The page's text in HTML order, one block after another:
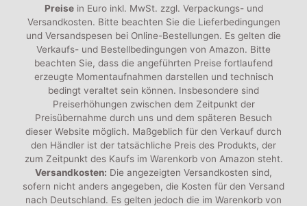
Preisein Euro inkl. MwSt. zzgl. Verpackungs- und
Versandkosten. Bitte beachten Sie die Lieferbedingungen
und Versandspesen bei Online-Bestellungen. Es gelten die
Verkaufs- und Bestellbedingungen von Amazon. Bitte
beachten Sie, dass die angeführten Preise fortlaufend
erzeugte Momentaufnahmen darstellen und technisch
bedingt veraltet sein können. Insbesondere sind
Preiserhöhungen zwischen dem Zeitpunkt der
Preisübernahme durch uns und dem späteren Besuch
dieser Website möglich. Maßgeblich für den Verkauf durch
den Händler ist der tatsächliche Preis des Produkts, der
zum Zeitpunkt des Kaufs im Warenkorb von Amazon steht.
Versandkosten: Die angezeigten Versandkosten sind,
sofern nicht anders angegeben, die Kosten für den Versand
nach Deutschland. Es gelten jedoch die im Warenkorb von